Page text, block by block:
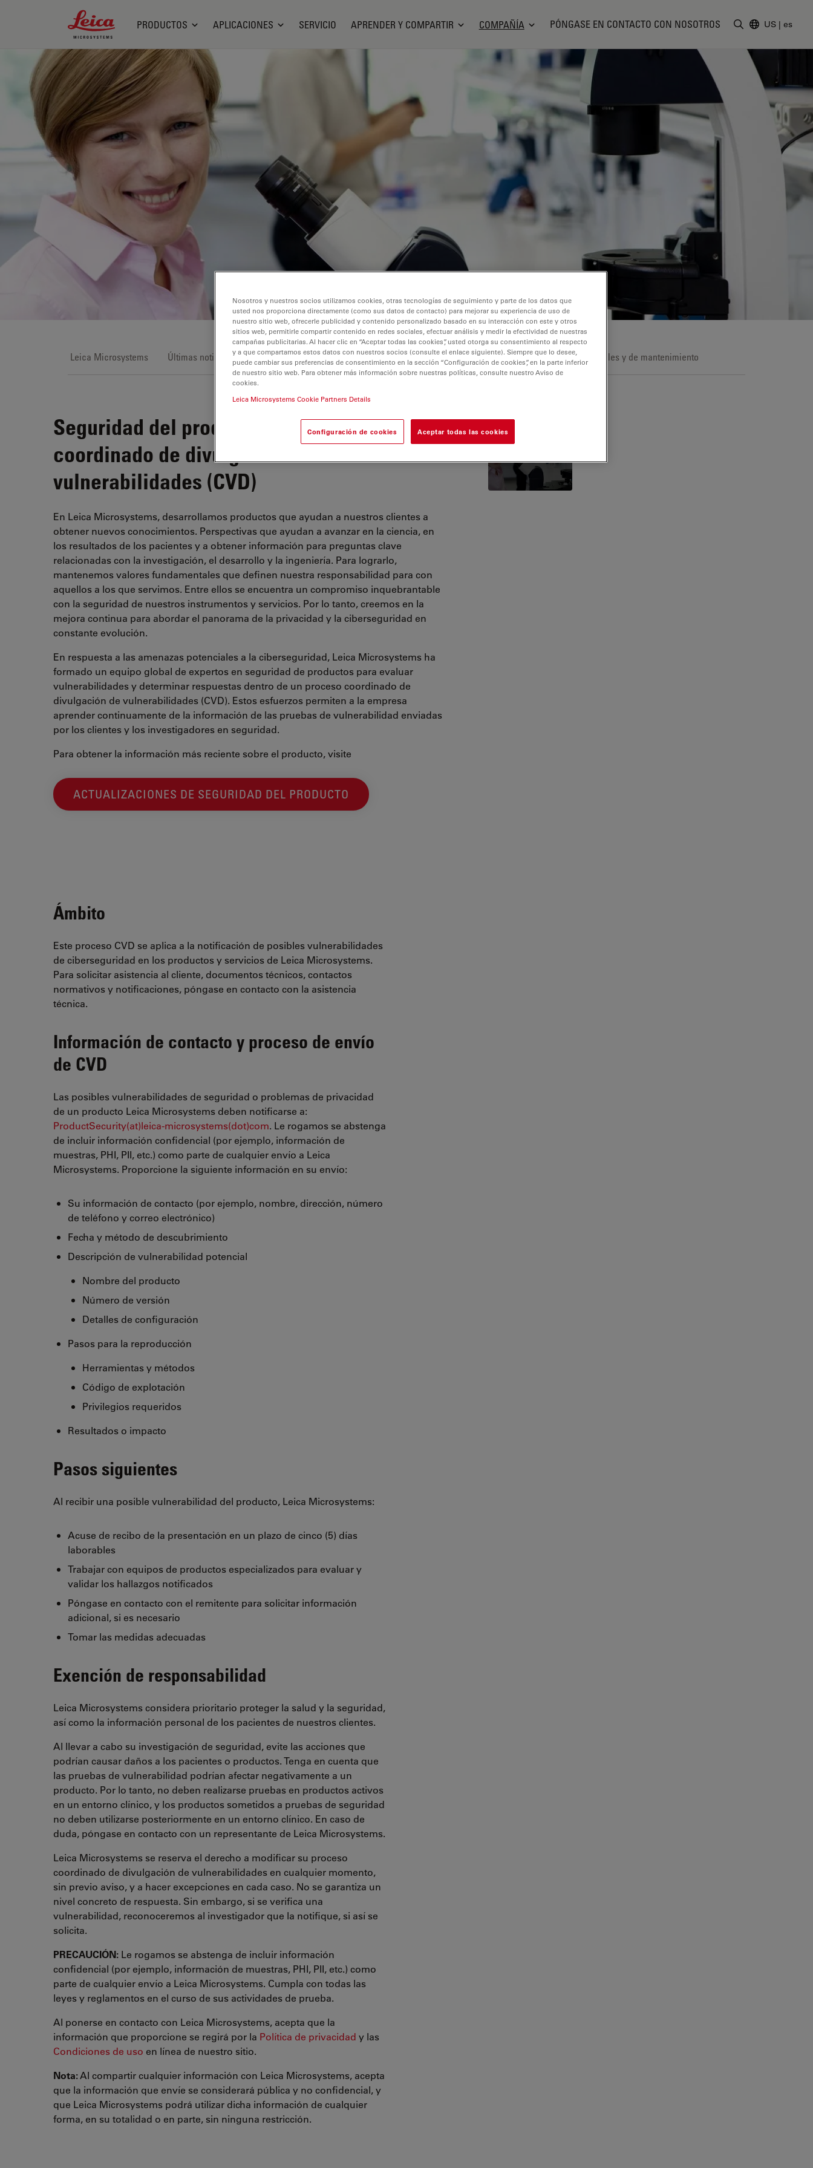
Leica Microsystems Logo
PRODUCTOS APLICACIONES SERVICIO APRENDER Y COMPARTIR COMPAÑÍA PÓNGASE EN CONTACTO CON NOSOTROS US | es
Leica Microsystems Últimas noticias Eventos Certificados Seguridad del producto Términos y condiciones comerciales y de mantenimiento
Seguridad del producto y proceso
coordinado de divulgación de
vulnerabilidades (CVD)
En Leica Microsystems, desarrollamos productos que ayudan a nuestros clientes a
obtener nuevos conocimientos. Perspectivas que ayudan a avanzar en la ciencia, en
los resultados de los pacientes y a obtener información para preguntas clave
relacionadas con la investigación, el desarrollo y la ingeniería. Para lograrlo,
mantenemos valores fundamentales que definen nuestra responsabilidad para con
aquellos a los que servimos. Entre ellos se encuentra un compromiso inquebrantable
con la seguridad de nuestros instrumentos y servicios. Por lo tanto, creemos en la
mejora continua para abordar el panorama de la privacidad y la ciberseguridad en
constante evolución.
En respuesta a las amenazas potenciales a la ciberseguridad, Leica Microsystems ha
formado un equipo global de expertos en seguridad de productos para evaluar
vulnerabilidades y determinar respuestas dentro de un proceso coordinado de
divulgación de vulnerabilidades (CVD). Estos esfuerzos permiten a la empresa
aprender continuamente de la información de las pruebas de vulnerabilidad enviadas
por los clientes y los investigadores en seguridad.
Para obtener la información más reciente sobre el producto, visite
ACTUALIZACIONES DE SEGURIDAD DEL PRODUCTO
Product
Security
Ámbito
Este proceso CVD se aplica a la notificación de posibles vulnerabilidades
de ciberseguridad en los productos y servicios de Leica Microsystems.
Para solicitar asistencia al cliente, documentos técnicos, contactos
normativos y notificaciones, póngase en contacto con la asistencia
técnica.
Información de contacto y proceso de envío
de CVD
Las posibles vulnerabilidades de seguridad o problemas de privacidad
de un producto Leica Microsystems deben notificarse a:
ProductSecurity(at)leica-microsystems(dot)com. Le rogamos se abstenga
de incluir información confidencial (por ejemplo, información de
muestras, PHI, PII, etc.) como parte de cualquier envío a Leica
Microsystems. Proporcione la siguiente información en su envío:
Su información de contacto (por ejemplo, nombre, dirección, número
de teléfono y correo electrónico)
Fecha y método de descubrimiento
Descripción de vulnerabilidad potencial
Nombre del producto
Número de versión
Detalles de configuración
Pasos para la reproducción
Herramientas y métodos
Código de explotación
Privilegios requeridos
Resultados o impacto
Pasos siguientes
Al recibir una posible vulnerabilidad del producto, Leica Microsystems:
Acuse de recibo de la presentación en un plazo de cinco (5) días
laborables
Trabajar con equipos de productos especializados para evaluar y
validar los hallazgos notificados
Póngase en contacto con el remitente para solicitar información
adicional, si es necesario
Tomar las medidas adecuadas
Exención de responsabilidad
Leica Microsystems considera prioritario proteger la salud y la seguridad,
así como la información personal de los pacientes de nuestros clientes.
Al llevar a cabo su investigación de seguridad, evite las acciones que
podrían causar daños a los pacientes o productos. Tenga en cuenta que
las pruebas de vulnerabilidad podrían afectar negativamente a un
producto. Por lo tanto, no deben realizarse pruebas en productos activos
en un entorno clínico, y los productos sometidos a pruebas de seguridad
no deben utilizarse posteriormente en un entorno clínico. En caso de
duda, póngase en contacto con un representante de Leica Microsystems.
Leica Microsystems se reserva el derecho a modificar su proceso
coordinado de divulgación de vulnerabilidades en cualquier momento,
sin previo aviso, y a hacer excepciones en cada caso. No se garantiza un
nivel concreto de respuesta. Sin embargo, si se verifica una
vulnerabilidad, reconoceremos al investigador que la notifique, si así se
solicita.
PRECAUCIÓN: Le rogamos se abstenga de incluir información
confidencial (por ejemplo, información de muestras, PHI, PII, etc.) como
parte de cualquier envío a Leica Microsystems. Cumpla con todas las
leyes y reglamentos en el curso de sus actividades de prueba.
Al ponerse en contacto con Leica Microsystems, acepta que la
información que proporcione se regirá por la Política de privacidad y las
Condiciones de uso en línea de nuestro sitio.
Nota:Al compartir cualquier información con Leica Microsystems, acepta
que la información que envíe se considerará pública y no confidencial, y
que Leica Microsystems podrá utilizar dicha información de cualquier
forma, en su totalidad o en parte, sin ninguna restricción.
Nosotros y nuestros socios utilizamos cookies, otras tecnologías de seguimiento y parte de los datos que
usted nos proporciona directamente (como sus datos de contacto) para mejorar su experiencia de uso de
nuestro sitio web, ofrecerle publicidad y contenido personalizado basado en su interacción con este y otros
sitios web, permitirle compartir contenido en redes sociales, efectuar análisis y medir la efectividad de nuestras
campañas publicitarias. Al hacer clic en “Aceptar todas las cookies”, usted otorga su consentimiento al respecto
y a que compartamos estos datos con nuestros socios (consulte el enlace siguiente). Siempre que lo desee,
puede cambiar sus preferencias de consentimiento en la sección “Configuración de cookies”, en la parte inferior
de nuestro sitio web. Para obtener más información sobre nuestras políticas, consulte nuestro Aviso de
cookies.
Leica Microsystems Cookie Partners Details
Configuración de cookies Aceptar todas las cookies